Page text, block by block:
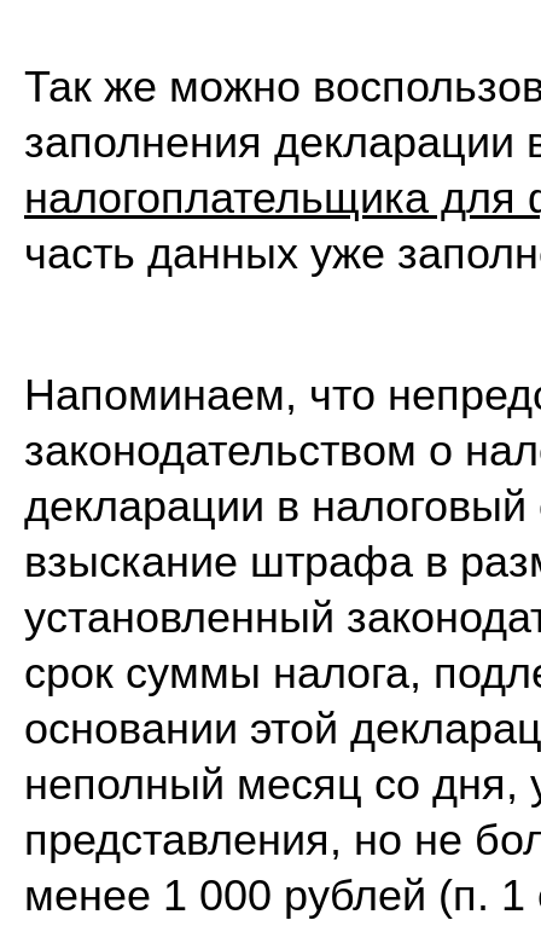
Так же можно
заполнения декларации
налогоплательщика для
часть данных уже
Напоминаем, что
законодательством о
декларации в налоговый
взыскание штрафа в
установленный
срок суммы налога,
основании этой
неполный месяц со дня,
представления, но не
менее 1 000 рублей (п. 1